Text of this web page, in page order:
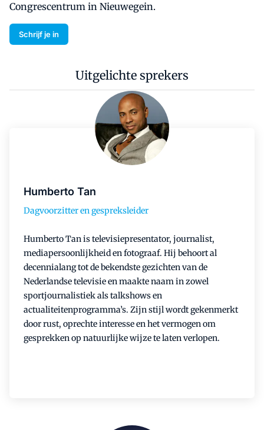
Congrescentrum in Nieuwegein.
Schrijf je in
Uitgelichte sprekers
Humberto Tan
Dagvoorzitter en gespreksleider
Humberto Tan is televisiepresentator, journalist,
mediapersoonlijkheid en fotograaf. Hij behoort al
decennialang tot de bekendste gezichten van de
Nederlandse televisie en maakte naam in zowel
sportjournalistiek als talkshows en
actualiteitenprogramma’s. Zijn stijl wordt gekenmerkt
door rust, oprechte interesse en het vermogen om
gesprekken op natuurlijke wijze te laten verlopen.